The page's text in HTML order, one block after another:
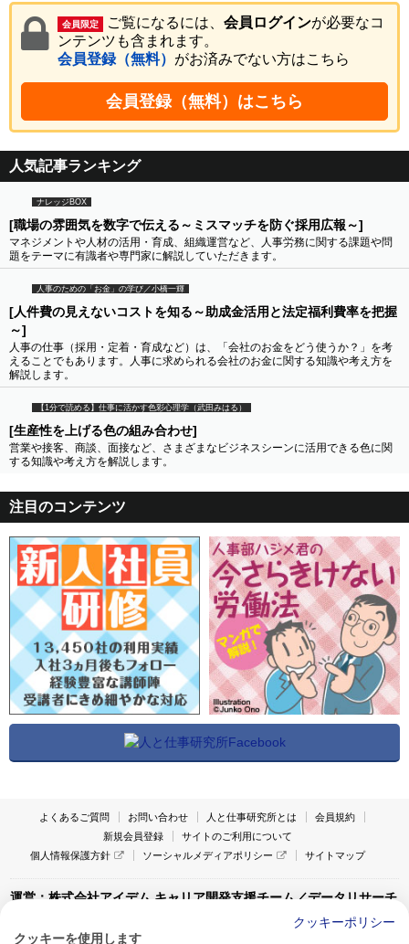
会員限定 ご覧になるには、 会員ログインが必要なコ
ンテンツも含まれます。
会員登録（無料） がお済みでない方はこちら
会員登録（無料）はこちら
人気記事ランキング
ナレッジBOX
[職場の雰囲気を数字で伝える～ミスマッチを防ぐ採用広報～]
マネジメントや人材の活用・育成、組織運営など、人事労務に関する課題や問
題をテーマに有識者や専門家に解説していただきます。
人事のための「お金」の学び／小橋一輝
[人件費の見えないコストを知る～助成金活用と法定福利費率を把握
～]
人事の仕事（採用・定着・育成など）は、「会社のお金をどう使うか？」を考
えることでもあります。人事に求められる会社のお金に関する知識や考え方を
解説します。
【1分で読める】仕事に活かす色彩心理学（武田みはる）
[生産性を上げる色の組み合わせ]
営業や接客、商談、面接など、さまざまなビジネスシーンに活用できる色に関
する知識や考え方を解説します。
注目のコンテンツ
よくあるご質問 お問い合わせ 人と仕事研究所とは
会員規約
新規会員登録
サイトのご利用について
個人情報保護方針
ソーシャルメディアポリシー サイトマップ
運営：株式会社アイデム キャリア開発支援チーム／データリサーチ
クッキーポリシー
クッキーを使用します